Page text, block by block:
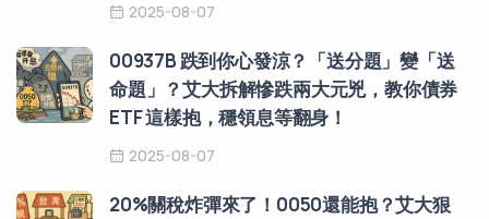
2025-08-07
00937B 跌到你心發涼？「送分題」變「送
命題」？艾大拆解慘跌兩大元兇，教你債券
ETF 這樣抱，穩領息等翻身！
2025-08-07
20%關稅炸彈來了！0050還能抱？艾大狠